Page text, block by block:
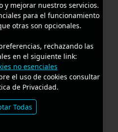
y mejorar nuestros servicios.
para el funcionamiento
otras son opcionales.
rechazando las
en el siguiente link:
no esenciales
el uso de cookies consultar
de Privacidad.
Todas